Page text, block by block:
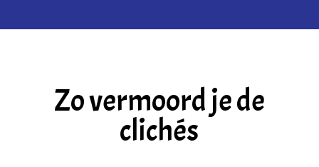
Zo vermoord je de
clichés